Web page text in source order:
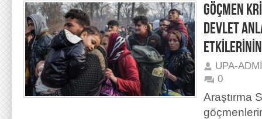
GÖÇMEN
DEVLET
UPA-
0
Araştırma